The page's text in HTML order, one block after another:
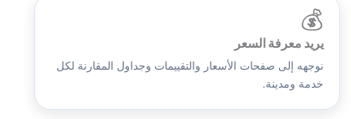
💰
يريد معرفة السعر
نوجهه إلى صفحات الأسعار والتقييمات وجداول المقارنة لكل
خدمة ومدينة.